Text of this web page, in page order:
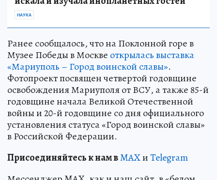
НАУКА
Ранее сообщалось, что на Поклонной горе в
Музее Победы в Москве открылась выставка
«Мариуполь – Город воинской славы».
Фотопроект посвящен четвертой годовщине
освобождения Мариуполя от ВСУ, а также 85-й
годовщине начала Великой Отечественной
войны и 20-й годовщине со дня официального
установления статуса «Город воинской славы»
в Российской Федерации.
Присоединяйтесь к нам вMAXиTelegram